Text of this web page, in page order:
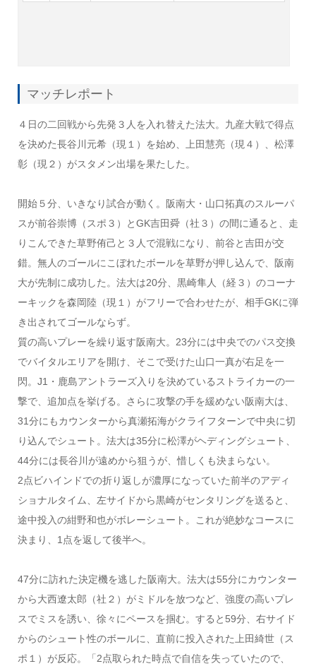
マッチレポート
４日の二回戦から先発３人を入れ替えた法大。九産大戦で得点
を決めた長谷川元希（現１）を始め、上田慧亮（現４）、松澤
彰（現２）がスタメン出場を果たした。
開始５分、いきなり試合が動く。阪南大・山口拓真のスルーパ
スが前谷崇博（スポ３）とGK吉田舜（社３）の間に通ると、走
りこんできた草野侑己と３人で混戦になり、前谷と吉田が交
錯。無人のゴールにこぼれたボールを草野が押し込んで、阪南
大が先制に成功した。法大は20分、黒崎隼人（経３）のコーナ
ーキックを森岡陸（現１）がフリーで合わせたが、相手GKに弾
き出されてゴールならず。
質の高いプレーを繰り返す阪南大。23分には中央でのパス交換
でバイタルエリアを開け、そこで受けた山口一真が右足を一
閃。J1・鹿島アントラーズ入りを決めているストライカーの一
撃で、追加点を挙げる。さらに攻撃の手を緩めない阪南大は、
31分にもカウンターから真瀬拓海がクライフターンで中央に切
り込んでシュート。法大は35分に松澤がヘディングシュート、
44分には長谷川が遠めから狙うが、惜しくも決まらない。
2点ビハインドでの折り返しが濃厚になっていた前半のアディ
ショナルタイム、左サイドから黒崎がセンタリングを送ると、
途中投入の紺野和也がボレーシュート。これが絶妙なコースに
決まり、1点を返して後半へ。
47分に訪れた決定機を逃した阪南大。法大は55分にカウンター
から大西遼太郎（社２）がミドルを放つなど、強度の高いプレ
スでミスを誘い、徐々にペースを掴む。すると59分、右サイド
からのシュート性のボールに、直前に投入された上田綺世（ス
ポ１）が反応。「2点取られた時点で自信を失っていたので、